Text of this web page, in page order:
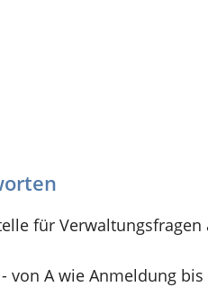
für Verwaltungsfragen
A wie Anmeldung bis